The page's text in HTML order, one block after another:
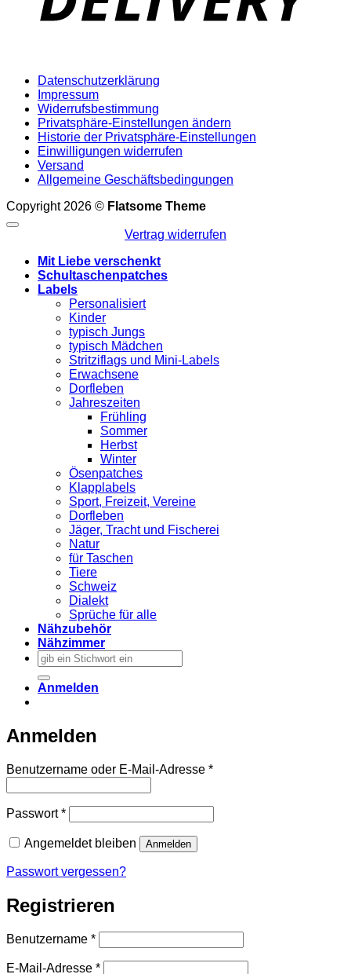
Datenschutzerklärung
Impressum
Widerrufsbestimmung
Privatsphäre-Einstellungen ändern
Historie der Privatsphäre-Einstellungen
Einwilligungen widerrufen
Versand
Allgemeine Geschäftsbedingungen
Copyright 2026 © Flatsome Theme
Vertrag widerrufen
Mit Liebe verschenkt
Schultaschenpatches
Labels
Personalisiert
Kinder
typisch Jungs
typisch Mädchen
Stritziflags und Mini-Labels
Erwachsene
Dorfleben
Jahreszeiten
Frühling
Sommer
Herbst
Winter
Ösenpatches
Klapplabels
Sport, Freizeit, Vereine
Dorfleben
Jäger, Tracht und Fischerei
Natur
für Taschen
Tiere
Schweiz
Dialekt
Sprüche für alle
Nähzubehör
Nähzimmer
Suchen
nach:
Anmelden
Anmelden
Benutzername oder E-Mail-Adresse *Erforderlich
Passwort*Erforderlich
Angemeldet bleiben Anmelden
Passwort vergessen?
Registrieren
Benutzername *Erforderlich
E-Mail-Adresse *Erforderlich